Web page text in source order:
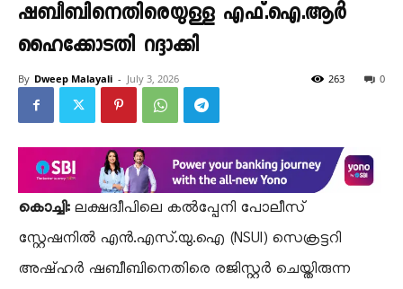
ഷബീബിനെതിരെയുള്ള എഫ്.ഐ.ആർ
ഹൈക്കോടതി റദ്ദാക്കി
By Dweep Malayali - July 3, 2026 0
263
കൊച്ചി:​ലക്ഷദ്വീപിലെ കൽപ്പേനി പോലീസ്
സ്റ്റേഷനിൽ എൻ.എസ്.യു.ഐ (NSUI) സെക്രട്ടറി
അഷ്ഹർ ഷബീബിനെതിരെ രജിസ്റ്റർ ചെയ്തിരുന്ന